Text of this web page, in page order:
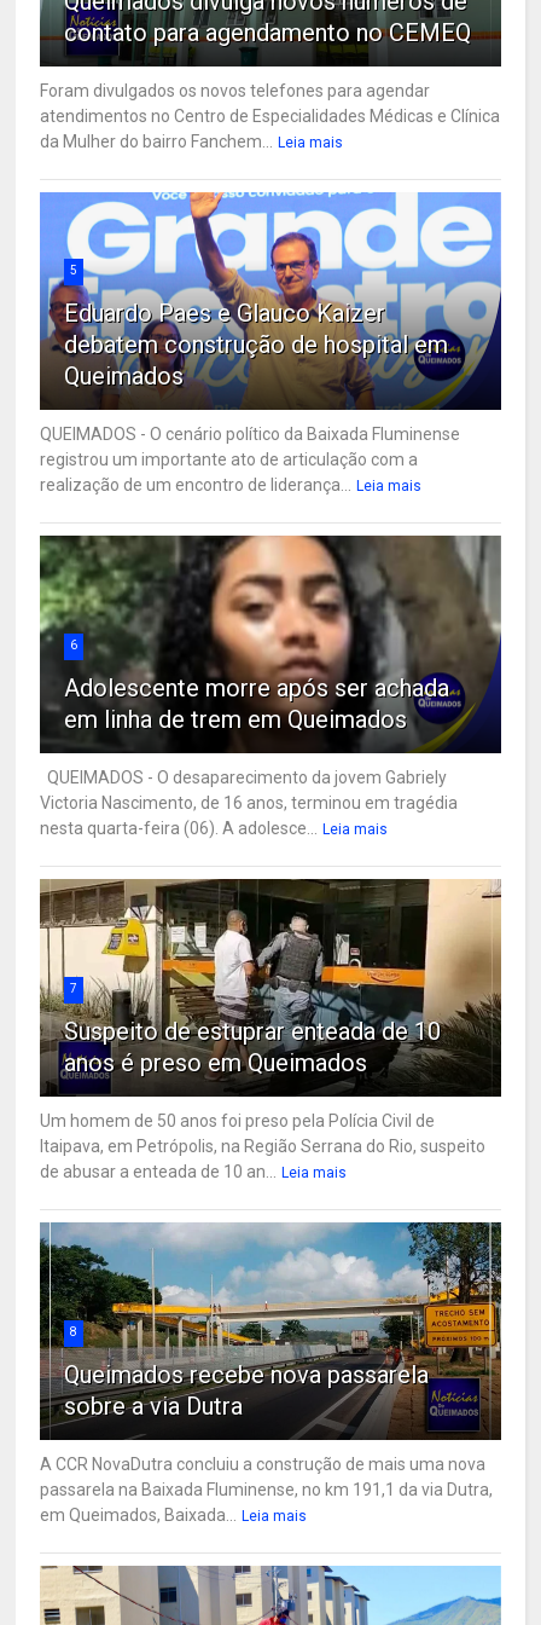
contato para agendamento no CEMEQ
Foram divulgados os novos telefones para agendar
atendimentos no Centro de Especialidades Médicas e Clínica
da Mulher do bairro Fanchem...
Leia mais
5
Eduardo Paes e Glauco Kaizer
debatem construção de hospital em
Queimados
QUEIMADOS - O cenário político da Baixada Fluminense
registrou um importante ato de articulação com a
realização de um encontro de liderança...
Leia mais
6
Adolescente morre após ser achada
em linha de trem em Queimados
QUEIMADOS - O desaparecimento da jovem Gabriely
Victoria Nascimento, de 16 anos, terminou em tragédia
nesta quarta-feira (06). A adolesce...
Leia mais
7
Suspeito de estuprar enteada de 10
anos é preso em Queimados
Um homem de 50 anos foi preso pela Polícia Civil de
Itaipava, em Petrópolis, na Região Serrana do Rio, suspeito
de abusar a enteada de 10 an...
Leia mais
8
Queimados recebe nova passarela
sobre a via Dutra
A CCR NovaDutra concluiu a construção de mais uma nova
passarela na Baixada Fluminense, no km 191,1 da via Dutra,
em Queimados, Baixada...
Leia mais